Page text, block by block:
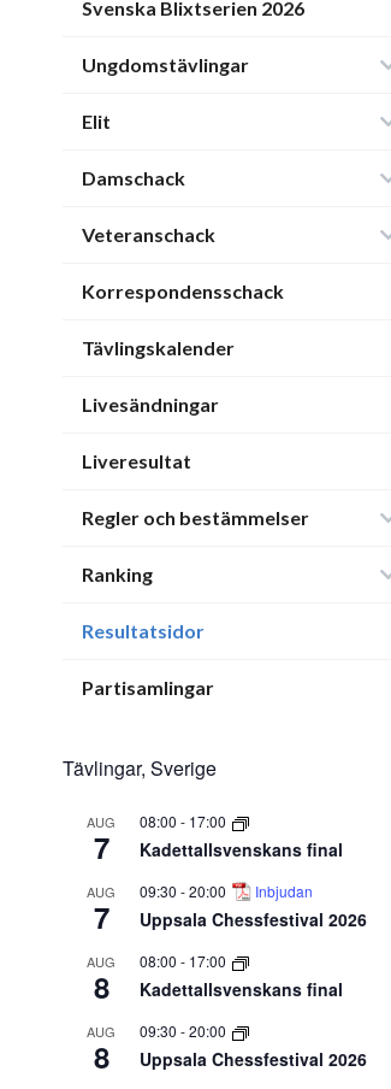
Svenska Blixtserien 2026
Ungdomstävlingar
Elit
Damschack
Veteranschack
Korrespondensschack
Tävlingskalender
Livesändningar
Liveresultat
Regler och bestämmelser
Ranking
Resultatsidor
Partisamlingar
Tävlingar, Sverige
AUG
7
08:00 - 17:00
Kadettallsvenskans final
AUG
7
09:30 -20:00 Inbjudan
Uppsala Chessfestival 2026
AUG
8
08:00 - 17:00
Kadettallsvenskans final
AUG
8
09:30 -20:00
Uppsala Chessfestival 2026